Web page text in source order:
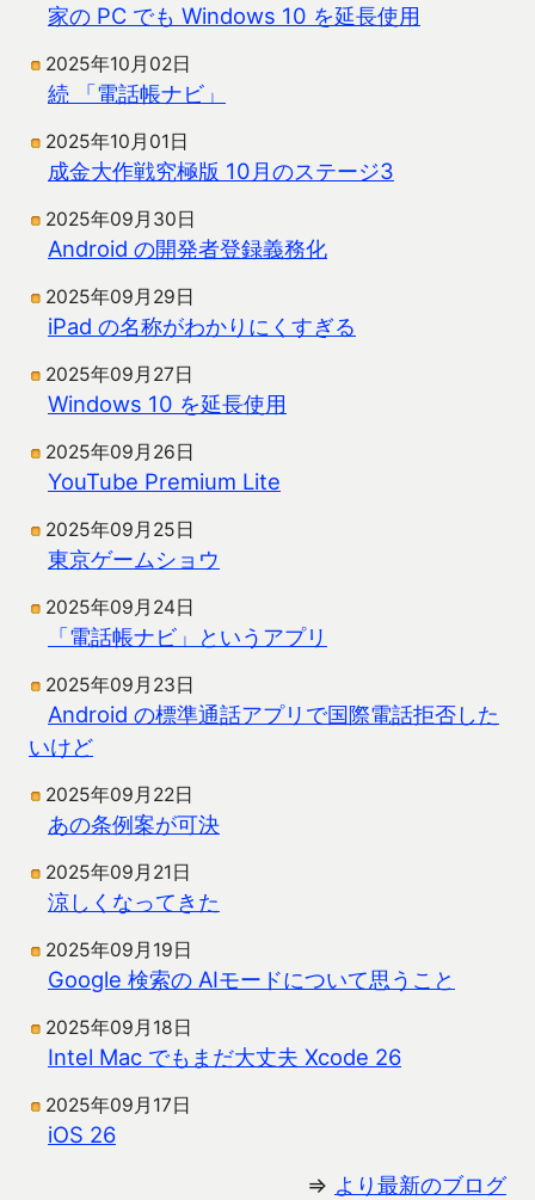
家の PC でも Windows 10 を延長使用
2025年10月02日
続 「電話帳ナビ」
2025年10月01日
成金大作戦究極版 10月のステージ3
2025年09月30日
Android の開発者登録義務化
2025年09月29日
iPad の名称がわかりにくすぎる
2025年09月27日
Windows 10 を延長使用
2025年09月26日
YouTube Premium Lite
2025年09月25日
東京ゲームショウ
2025年09月24日
「電話帳ナビ」というアプリ
2025年09月23日
Android の標準通話アプリで国際電話拒否した
いけど
2025年09月22日
あの条例案が可決
2025年09月21日
涼しくなってきた
2025年09月19日
Google 検索の AIモードについて思うこと
2025年09月18日
Intel Mac でもまだ大丈夫 Xcode 26
2025年09月17日
iOS 26
⇒ より最新のブログ